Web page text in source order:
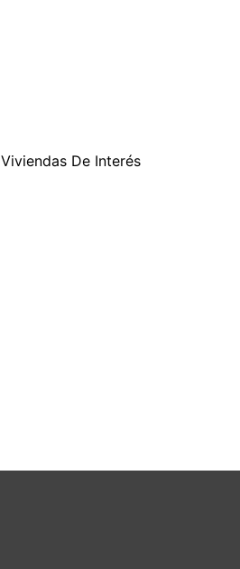
Viviendas De Interés